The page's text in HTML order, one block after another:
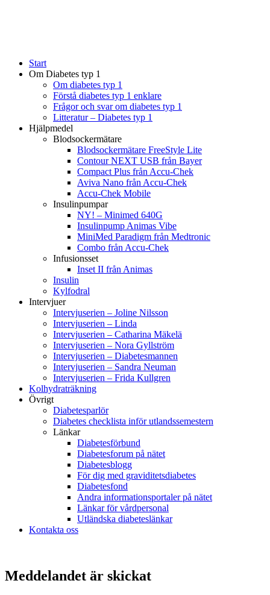
Start
Om Diabetes typ 1
Om diabetes typ 1
Förstå diabetes typ 1 enklare
Frågor och svar om diabetes typ 1
Litteratur – Diabetes typ 1
Hjälpmedel
Blodsockermätare
Blodsockermätare FreeStyle Lite
Contour NEXT USB från Bayer
Compact Plus från Accu-Chek
Aviva Nano från Accu-Chek
Accu-Chek Mobile
Insulinpumpar
NY! – Minimed 640G
Insulinpump Animas Vibe
MiniMed Paradigm från Medtronic
Combo från Accu-Chek
Infusionsset
Inset II från Animas
Insulin
Kylfodral
Intervjuer
Intervjuserien – Joline Nilsson
Intervjuserien – Linda
Intervjuserien – Catharina Mäkelä
Intervjuserien – Nora Gyllström
Intervjuserien – Diabetesmannen
Intervjuserien – Sandra Neuman
Intervjuserien – Frida Kullgren
Kolhydraträkning
Övrigt
Diabetesparlör
Diabetes checklista inför utlandssemestern
Länkar
Diabetesförbund
Diabetesforum på nätet
Diabetesblogg
För dig med graviditetsdiabetes
Diabetesfond
Andra informationsportaler på nätet
Länkar för vårdpersonal
Utländska diabeteslänkar
Kontakta oss
Meddelandet är skickat